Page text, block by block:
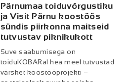
Pärnumaa toiduvõrgustiku
ja Visit Pärnu koostöös
sündis piirkonna maitseid
tutvustav piknikukott
Suve saabumisega on
toiduKOBARal hea meel tutvustad
värsket koostööprojekti –